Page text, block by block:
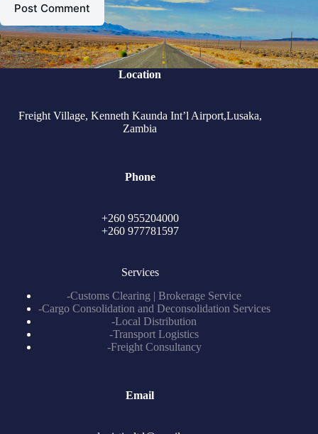
Post Comment
Location
Freight Village, Kenneth Kaunda Int’l Airport,Lusaka,
Zambia
Phone
+260 955204000
+260 977781597
Services
-Customs Clearing | Brokerage Service
-Cargo Consolidation and Deconsolidation Services
-Local Distribution
-Transport Logistics
-Freight Consultancy
Email